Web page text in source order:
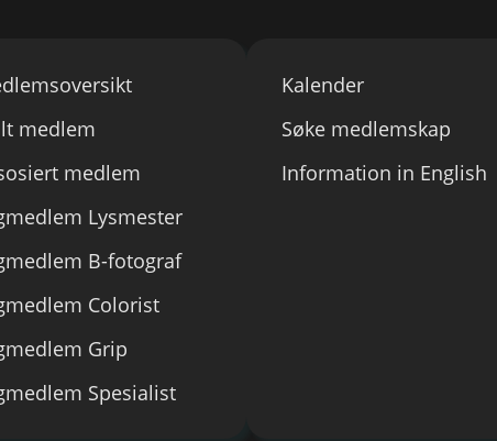
medlem
medlem
Lysmester
B-fotograf
Colorist
Grip
Spesialist
Kalender
Søke medlemskap
Information in English